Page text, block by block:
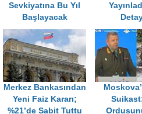
Sevkiyatına Bu Yıl
Başlayacak
Merkez Bankasından
Yeni Faiz Kararı;
%21’de Sabit Tuttu